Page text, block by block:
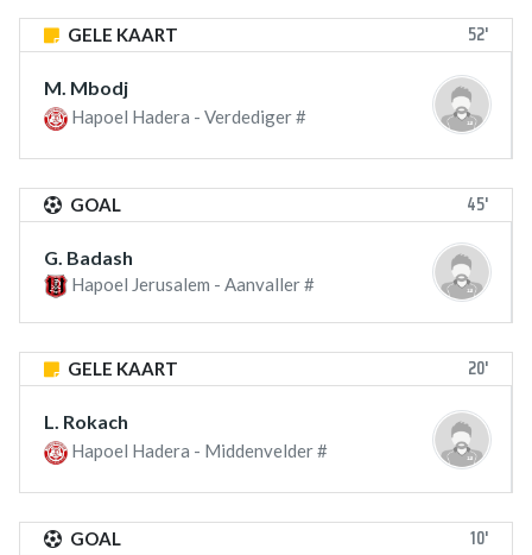
GELE KAART 52'
M. Mbodj
Hapoel Hadera - Verdediger #
GOAL 45'
G. Badash
Hapoel Jerusalem - Aanvaller #
GELE KAART 20'
L. Rokach
Hapoel Hadera - Middenvelder #
GOAL 10'